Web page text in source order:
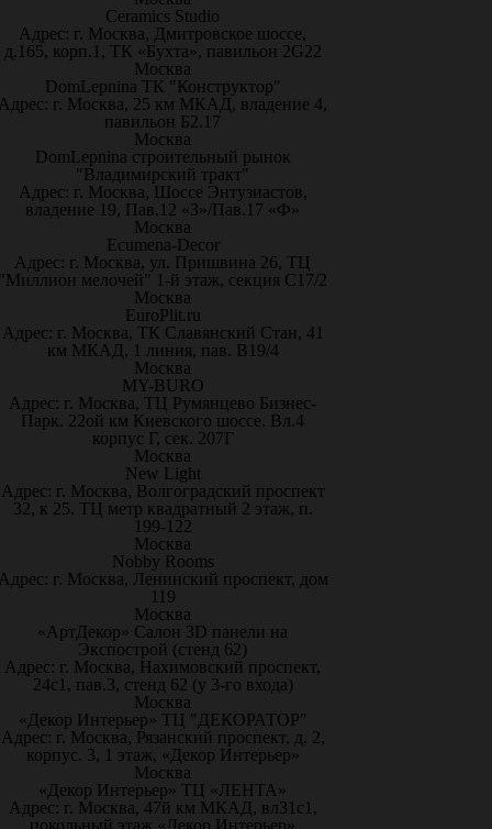
Ceramics Studio
Адрес: г. Москва, Дмитровское шоссе,
д.165, корп.1, ТК «Бухта», павильон 2G22
Москва
DomLepnina ТК "Конструктор"
г. Москва, 25 км МКАД, владение 4,
павильон Б2.17
Москва
DomLepnina строительный рынок
"Владимирский тракт"
Адрес: г. Москва, Шоссе Энтузиастов,
владение 19, Пав.12 «З»/Пав.17 «Ф»
Москва
Ecumena-Decor
Адрес: г. Москва, ул. Пришвина 26, ТЦ
мелочей" 1-й этаж, секция С17/2
Москва
EuroPlit.ru
Адрес: г. Москва, ТК Славянский Стан, 41
км МКАД, 1 линия, пав. В19/4
Москва
MY-BURO
Адрес: г. Москва, ТЦ Румянцево Бизнес-
Парк. 22ой км Киевского шоссе. Вл.4
корпус Г, сек. 207Г
Москва
New Light
Адрес: г. Москва, Волгоградский проспект
32, к 25. ТЦ метр квадратный 2 этаж, п.
199-122
Москва
Nobby Rooms
г. Москва, Ленинский проспект, дом
119
Москва
«АртДекор» Салон 3D панели на
Экспострой (стенд 62)
Адрес: г. Москва, Нахимовский проспект,
24с1, пав.3, стенд 62 (у 3-го входа)
Москва
«Декор Интерьер» ТЦ "ДЕКОРАТОР"
Адрес: г. Москва, Рязанский проспект, д. 2,
корпус. 3, 1 этаж, «Декор Интерьер»
Москва
«Декор Интерьер» ТЦ «ЛЕНТА»
Адрес: г. Москва, 47й км МКАД, вл31с1,
цокольный этаж «Декор Интерьер»